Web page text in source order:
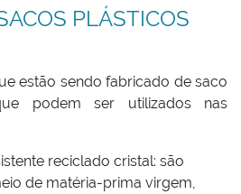
PLÁSTICOS
estão sendo fabricado de saco
podem ser utilizados nas
reciclado cristal: são
de matéria-prima virgem,